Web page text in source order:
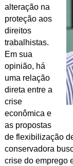
alteração na
proteção aos
direitos
trabalhistas.
Em sua
opinião, há
uma relação
direta entre a
crise
econômica e
as propostas
de flexibilização
conservadora
crise do emprego